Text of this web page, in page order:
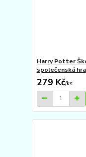
Harry Potter
společenská hra
279 Kč/ks